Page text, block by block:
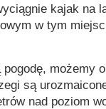
kajak na
w tym
pogodę, możemy
są
nad poziom